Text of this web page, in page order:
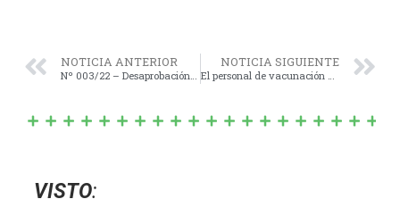
NOTICIA ANTERIOR
Nº 003/22 – Desaprobación Expediente Nº 4265/22.-
NOTICIA SIGUIENTE
El personal de vacunación de nuestro pueblo va a estar saliendo, desde hoy, casa por casa
VISTO: